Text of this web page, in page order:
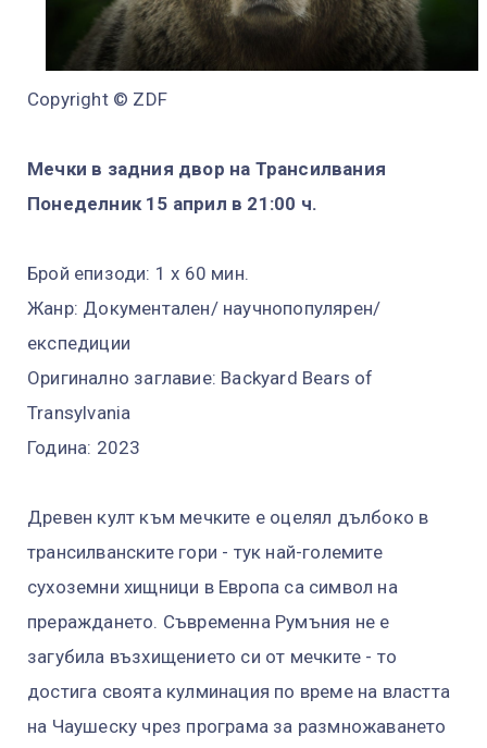
Copyright © ZDF
Мечки в задния двор на Трансилвания
Понеделник 15 април в 21:00 ч.
Брой епизоди: 1 x 60 мин.
Жанр: Документален/ научнопопулярен/
експедиции
Оригинално заглавие: Backyard Bears of
Transylvania
Година: 2023
Древен култ към мечките е оцелял дълбоко в
трансилванските гори - тук най-големите
сухоземни хищници в Европа са символ на
прераждането. Съвременна Румъния не е
загубила възхищението си от мечките - то
достига своята кулминация по време на властта
на Чаушеску чрез програма за размножаването